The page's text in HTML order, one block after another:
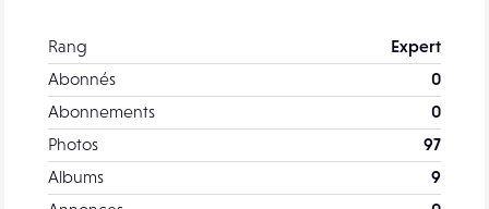
Rang
Expert
Abonnés
0
Abonnements
0
Photos
97
Albums
9